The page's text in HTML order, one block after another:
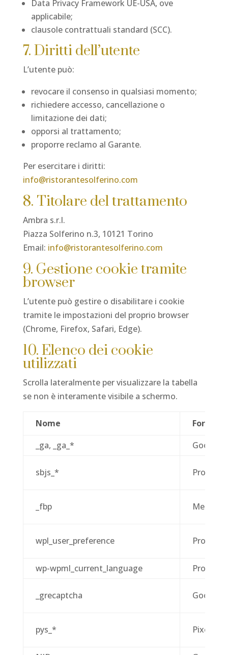
Data Privacy Framework UE-USA, ove
applicabile;
clausole contrattuali standard (SCC).
7. Diritti dell’utente
L’utente può:
revocare il consenso in qualsiasi momento;
richiedere accesso, cancellazione o
limitazione dei dati;
opporsi al trattamento;
proporre reclamo al Garante.
Per esercitare i diritti:
info@ristorantesolferino.com
8. Titolare del trattamento
Ambra s.r.l.
Piazza Solferino n.3, 10121 Torino
Email: info@ristorantesolferino.com
9. Gestione cookie tramite
browser
L’utente può gestire o disabilitare i cookie
tramite le impostazioni del proprio browser
(Chrome, Firefox, Safari, Edge).
10. Elenco dei cookie
utilizzati
Scrolla lateralmente per visualizzare la tabella
se non è interamente visibile a schermo.
Nome
_ga, _ga_*
Google
sbjs_*
_fbp Meta
wpl_user_preference
wp-wpml_current_language
_grecaptcha Google
pys_*